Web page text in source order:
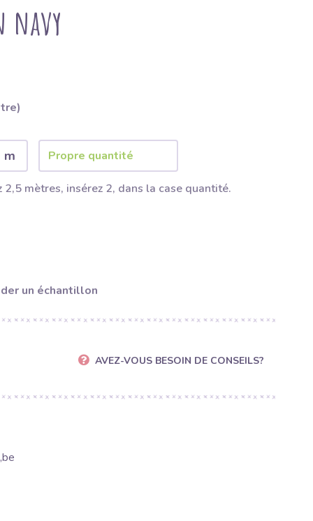
navy
m
mètres, insérez 2, dans la case quantité.
un échantillon
AVEZ-VOUS BESOIN DE CONSEILS?